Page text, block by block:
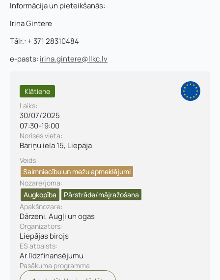
Informācija un pieteikšanās:
Irina Gintere
Tālr.: + 371 28310484
e-pasts: irina.gintere@llkc.lv
Klātiene
Laiks:
30/07/2025
07:30-19:00
Norises vieta:
Bāriņu iela 15, Liepāja
Veids:
Saimniecību un mežu apmeklējumi
Nozare/joma:
Augkopība
Pārstrāde/mājražošana​
Apakšnozare:
Dārzeņi, Augļi un ogas
Organizators:
Liepājas birojs
ES atbalsts:
Ar līdzfinansējumu
Pasākuma programma
Vārds*
Uzvārds*
Telefons*
Vārds, uzvārds*
Uzņēmuma reģistrācijas numurs:
E-pasta adrese:*